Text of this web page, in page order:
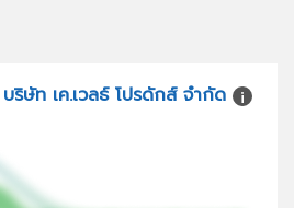
ริษัท เค.เวลธ์ โปรดักส์ จำกัด